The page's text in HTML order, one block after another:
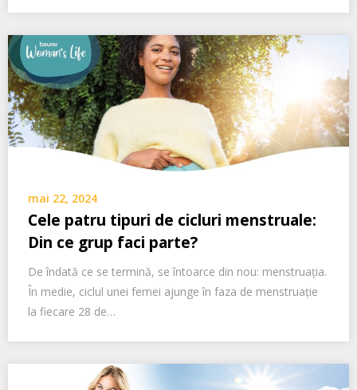
mai 22, 2024
Cele patru tipuri de cicluri menstruale:
Din ce grup faci parte?
De îndată ce se termină, se întoarce din nou: menstruația.
În medie, ciclul unei femei ajunge în faza de menstruație
la fiecare 28 de…